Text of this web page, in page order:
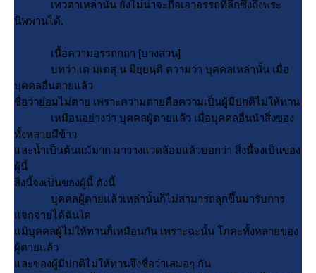
เทวดาเหล่านั้น ยังไม่น่าจะถือเอาอรรถที่ลึกซึ้งถึงพระ
นิพพานได้.
เนื้อความอรรถกถา [บางส่วน]
บทว่า เต มเตสุ น มิยฺยนฺติ ความว่า บุคคลเหล่านั้น เมื่อ
บุคคลอื่นตายแล้ว
ชื่อว่าย่อมไม่ตาย เพราะความตายคือความเป็นผู้มีปกติไม่ให้ทาน
เหมือนอย่างว่า บุคคลผู้ตายแล้ว เมื่อบุคคลอื่นนำสิ่งของ
ทั้งหลายมีข้าว
ละน้ำเป็นต้นแม้มาก มาวางแวดล้อมแล้วบอกว่า สิ่งนี้จงเป็นของ
ผู้นี้
สิ่งนี้จงเป็นของผู้นี้ ดังนี้
บุคคลผู้ตายแล้วเหล่านั้นก็ไม่สามารถลุกขึ้นมารับการ
จกจ่ายได้ฉันใด
ม้บุคคลผู้ไม่ให้ทานก็เหมือนกัน เพราะฉะนั้น โภคะทั้งหลายของ
ผู้ตายแล้ว
ละของผู้มีปกติไม่ให้ทานจึงชื่อว่าเสมอๆ กัน